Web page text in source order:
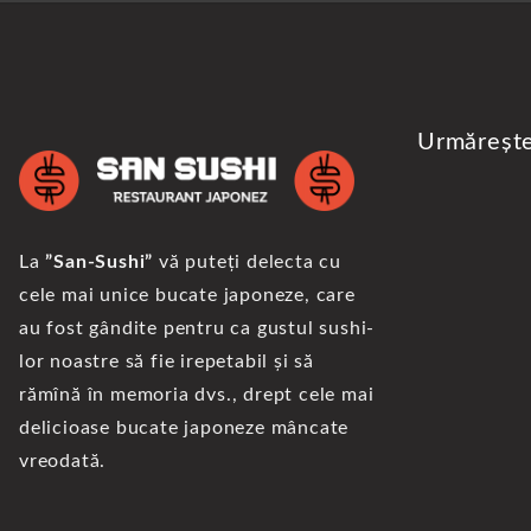
La”San-Sushi” vă puteți delecta cu
cele mai unice bucate japoneze, care
au fost gândite pentru ca gustul sushi-
lor noastre să fie irepetabil și să
rămînă în memoria dvs., drept cele mai
delicioase bucate japoneze mâncate
vreodată.